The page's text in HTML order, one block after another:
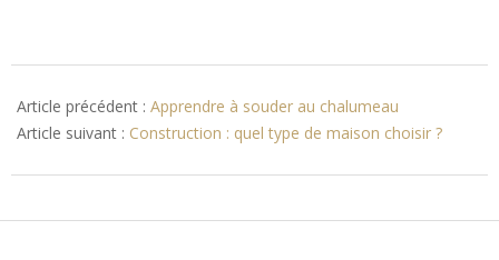
05-
09
Article précédent : Apprendre à souder au chalumeau
Article suivant : Construction : quel type de maison choisir ?